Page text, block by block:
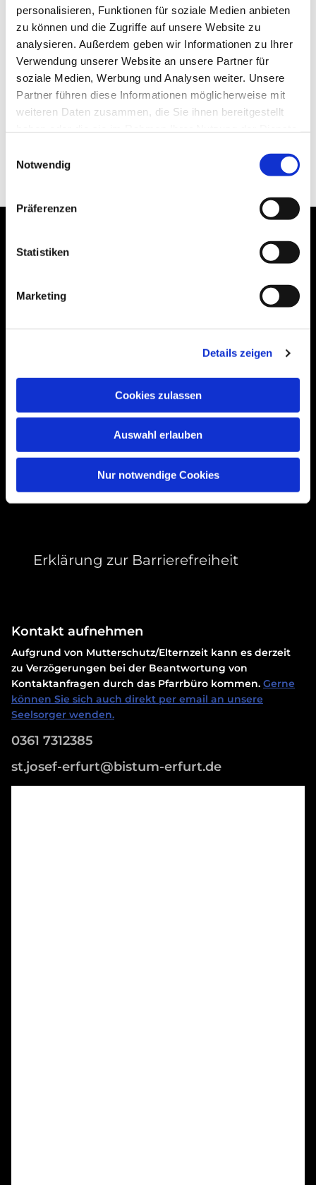
personalisieren, Funktionen für soziale Medien anbieten
zu können und die Zugriffe auf unsere Website zu
analysieren. Außerdem geben wir Informationen zu Ihrer
Verwendung unserer Website an unsere Partner für
soziale Medien, Werbung und Analysen weiter. Unsere
Partner führen diese Informationen möglicherweise mit
weiteren Daten zusammen, die Sie ihnen bereitgestellt
Notwendig
Präferenzen
Statistiken
Marketing
Details zeigen
Cookies zulassen
Auswahl erlauben
Nur notwendige Cookies
99089 Erfurt, Thüringen
Erklärung zur Barrierefreiheit
Kontakt aufnehmen
Aufgrund von Mutterschutz/Elternzeit kann es derzeit
zu Verzögerungen bei der Beantwortung von
Kontaktanfragen durch das Pfarrbüro kommen. Gerne
können Sie sich auch direkt per email an unsere
Seelsorger wenden.
0361 7312385
st.josef-erfurt@bistum-erfurt.de